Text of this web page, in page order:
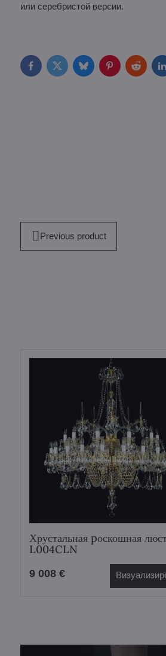
или серебристой версии.
FacebookTwitterBlueskyPinterestReddit
Previous product
Хрустальная pоскошная
L004CLN
9 008 €